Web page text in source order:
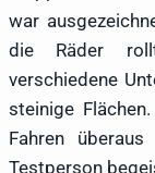
war
die Räder
verschiedene
steinige
Fahren
Testperson